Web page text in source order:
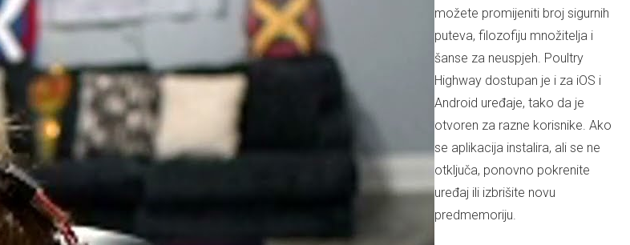
možete promijeniti broj sigurnih
puteva, filozofiju množitelja i
šanse za neuspjeh. Poultry
Highway dostupan je i za iOS i
Android uređaje, tako da je
otvoren za razne korisnike. Ako
se aplikacija instalira, ali se ne
otključa, ponovno pokrenite
uređaj ili izbrišite novu
predmemoriju.